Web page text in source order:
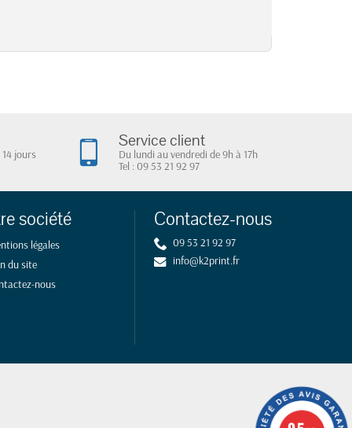
jours
Service client
Du lundi au vendredi de 9h à 17h
Tel : 09 53 21 92 97
société
légales
du site
nous
Contactez-nous
09 53 21 92 97
info@k2print.fr